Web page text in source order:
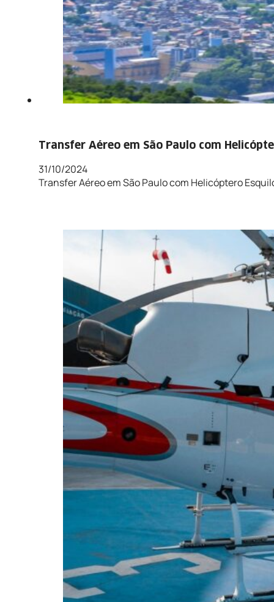
Transfer Aéreo em São Paulo com
31/10/2024
Transfer Aéreo em São Paulo com Helicóptero